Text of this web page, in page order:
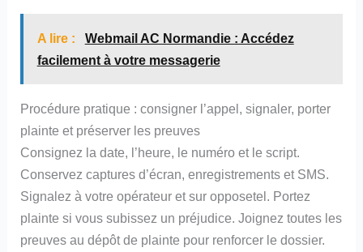
A lire :
Webmail AC Normandie : Accédez
facilement à votre messagerie
Procédure pratique : consigner l’appel, signaler, porter
plainte et préserver les preuves
Consignez la date, l’heure, le numéro et le script.
Conservez captures d’écran, enregistrements et SMS.
Signalez à votre opérateur et sur opposetel. Portez
plainte si vous subissez un préjudice. Joignez toutes les
preuves au dépôt de plainte pour renforcer le dossier.